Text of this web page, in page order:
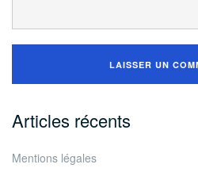
Articles récents
Mentions légales